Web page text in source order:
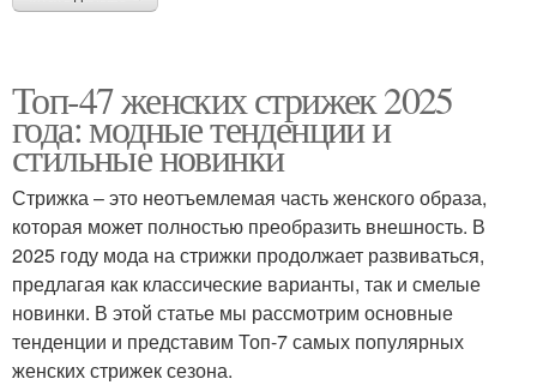
Топ-47 женских стрижек 2025
года: модные тенденции и
стильные новинки
Стрижка – это неотъемлемая часть женского образа,
которая может полностью преобразить внешность. В
2025 году мода на стрижки продолжает развиваться,
предлагая как классические варианты, так и смелые
новинки. В этой статье мы рассмотрим основные
тенденции и представим Топ-7 самых популярных
женских стрижек сезона.